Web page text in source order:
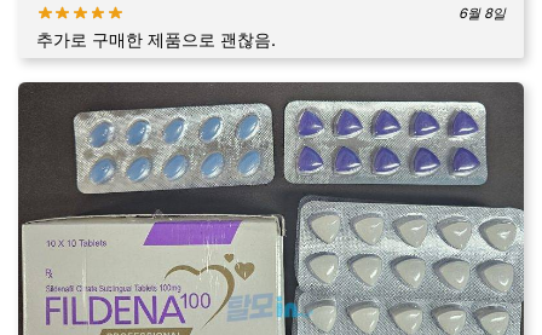
6월 8일
추가로 구매한 제품으로 괜찮음.